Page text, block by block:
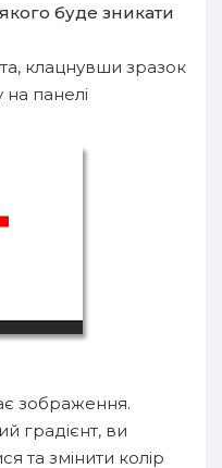
буде зникати
клацнувши зразок
панелі
зображення.
градієнт, ви
та змінити колір